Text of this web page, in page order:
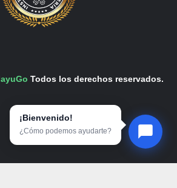
Todos los derechos reservados.
¡Bienvenido!
¿Cómo podemos ayudarte?